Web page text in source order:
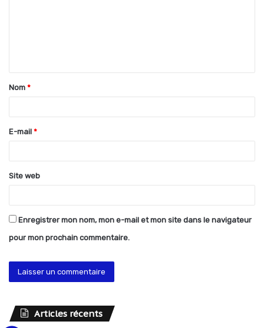
t
a
e
*
Nom *
E-mail *
Site web
Enregistrer mon nom, mon e-mail et mon site dans le navigateur
pour mon prochain commentaire.
Articles récents